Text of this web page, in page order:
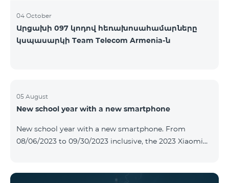
04 October
Արցախի 097 կոդով հեռախոսահամարները
կսպասարկի Team Telecom Armenia-ն
05 August
New school year with a new smartphone
New school year with a new smartphone. From
08/06/2023 to 09/30/2023 inclusive, the 2023 Xiaomi
- the 1st month is free. A smartphone can also be